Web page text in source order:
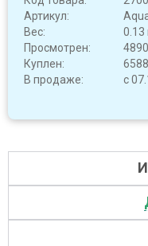
Артикул:
Вес:
0.13
Просмотрен:
Куплен:
В продаже:
с